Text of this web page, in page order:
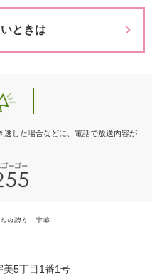
ときは
した場合などに、電話で放送内容が
美5丁目1番1号